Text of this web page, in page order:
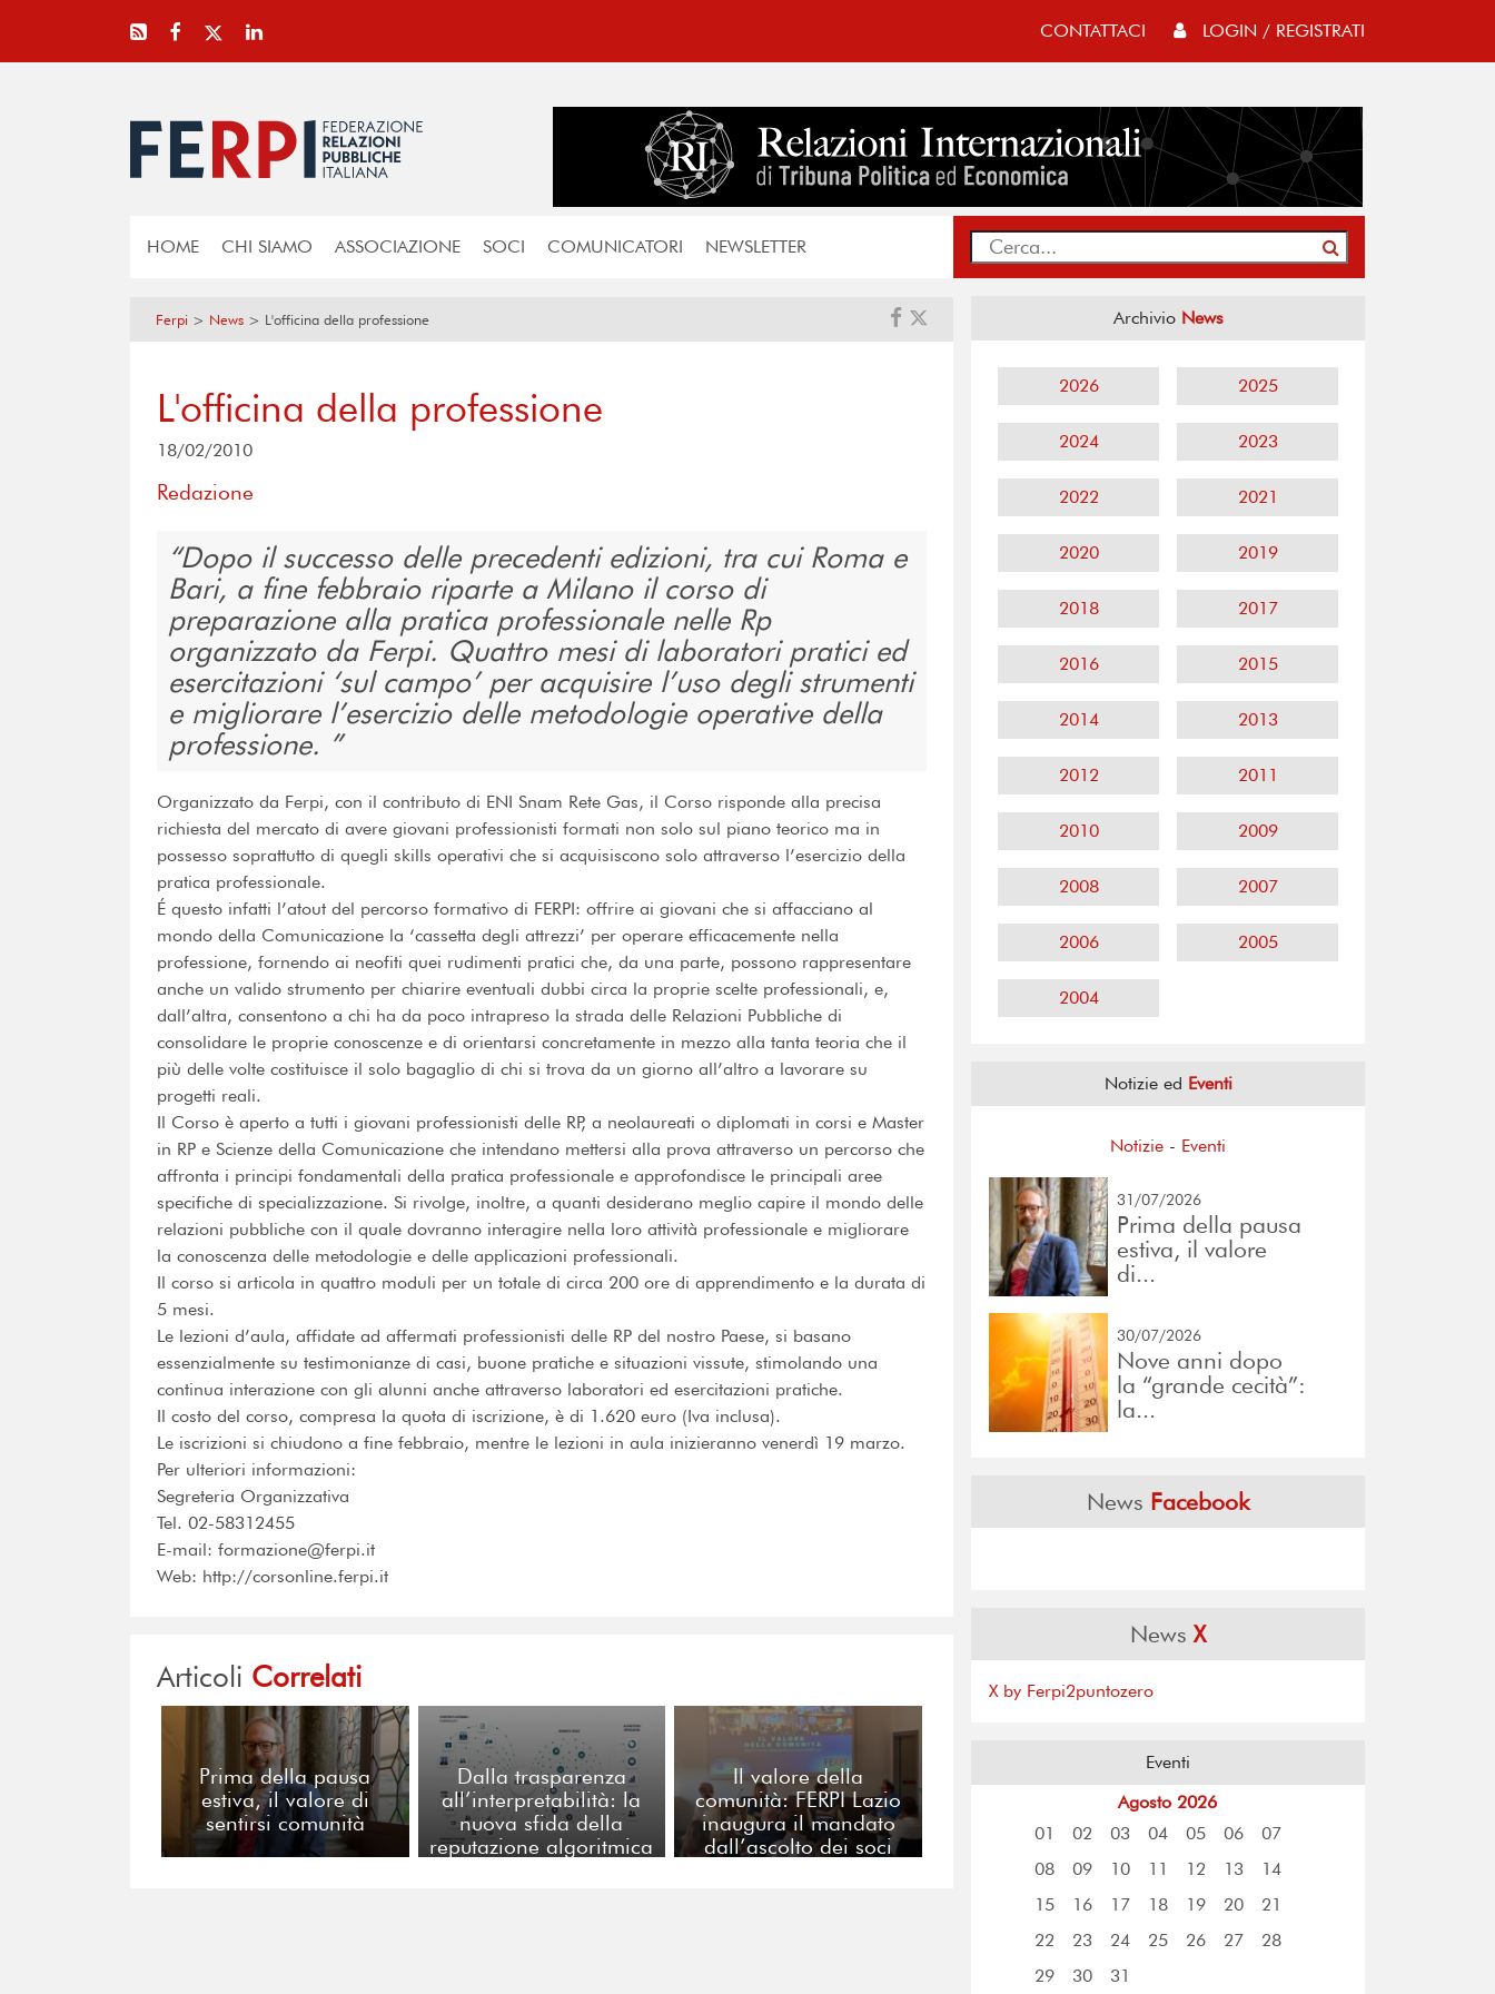
CONTATTACI LOGIN / REGISTRATI
HOME CHI SIAMO ASSOCIAZIONE SOCI COMUNICATORI NEWSLETTER
Ferpi > News > L'officina della professione
L'officina della professione
18/02/2010
Redazione
Dopo il successo delle precedenti edizioni, tra cui Roma e
Bari, a fine febbraio riparte a Milano il corso di
preparazione alla pratica professionale nelle Rp
organizzato da Ferpi. Quattro mesi di laboratori pratici ed
esercitazioni ‘sul campo’ per acquisire l’uso degli strumenti
e migliorare l’esercizio delle metodologie operative della
professione.
Organizzato da Ferpi, con il contributo di ENI Snam Rete Gas, il Corso risponde alla precisa
richiesta del mercato di avere giovani professionisti formati non solo sul piano teorico ma in
possesso soprattutto di quegli skills operativi che si acquisiscono solo attraverso l’esercizio della
pratica professionale.
É questo infatti l’atout del percorso formativo di FERPI: offrire ai giovani che si affacciano al
mondo della Comunicazione la ‘cassetta degli attrezzi’ per operare efficacemente nella
professione, fornendo ai neofiti quei rudimenti pratici che, da una parte, possono rappresentare
anche un valido strumento per chiarire eventuali dubbi circa la proprie scelte professionali, e,
dall’altra, consentono a chi ha da poco intrapreso la strada delle Relazioni Pubbliche di
consolidare le proprie conoscenze e di orientarsi concretamente in mezzo alla tanta teoria che il
più delle volte costituisce il solo bagaglio di chi si trova da un giorno all’altro a lavorare su
progetti reali.
Il Corso è aperto a tutti i giovani professionisti delle RP, a neolaureati o diplomati in corsi e Master
in RP e Scienze della Comunicazione che intendano mettersi alla prova attraverso un percorso che
affronta i principi fondamentali della pratica professionale e approfondisce le principali aree
specifiche di specializzazione. Si rivolge, inoltre, a quanti desiderano meglio capire il mondo delle
relazioni pubbliche con il quale dovranno interagire nella loro attività professionale e migliorare
la conoscenza delle metodologie e delle applicazioni professionali.
Il corso si articola in quattro moduli per un totale di circa 200 ore di apprendimento e la durata di
5 mesi.
Le lezioni d’aula, affidate ad affermati professionisti delle RP del nostro Paese, si basano
essenzialmente su testimonianze di casi, buone pratiche e situazioni vissute, stimolando una
continua interazione con gli alunni anche attraverso laboratori ed esercitazioni pratiche.
Il costo del corso, compresa la quota di iscrizione, è di 1.620 euro (Iva inclusa).
Le iscrizioni si chiudono a fine febbraio, mentre le lezioni in aula inizieranno venerdì 19 marzo.
Per ulteriori informazioni:
Segreteria Organizzativa
Tel. 02-58312455
E-mail: formazione@ferpi.it
Web: http://corsonline.ferpi.it
Articoli Correlati
Prima della pausa
estiva, il valore di
sentirsi comunità
Dalla trasparenza
all’interpretabilità: la
nuova sfida della
reputazione algoritmica
Il valore della
comunità: FERPI Lazio
inaugura il mandato
dall’ascolto dei soci
Archivio News
2026 2025
2024 2023
2022 2021
2020 2019
2018 2017
2016 2015
2014 2013
2012 2011
2010 2009
2008 2007
2006 2005
2004
Notizie ed Eventi
Notizie - Eventi
31/07/2026
Prima della pausa
estiva, il valore
di...
30/07/2026
Nove anni dopo
la “grande cecità”:
la...
News Facebook
NewsX
X by Ferpi2puntozero
Eventi
Agosto 2026
01
02 03 04 05 06
07
08
09 10 11 12 13
14
15
16 17 18 19 20
21
22
23 24 25 26 27
28
29
30 31